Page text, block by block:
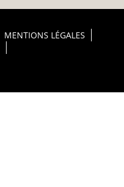
MENTIONS LÉGALES